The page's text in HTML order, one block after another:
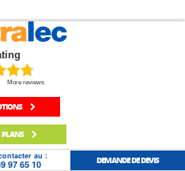
More reviews
au :
97 65 10 DEMANDE DE DEVIS